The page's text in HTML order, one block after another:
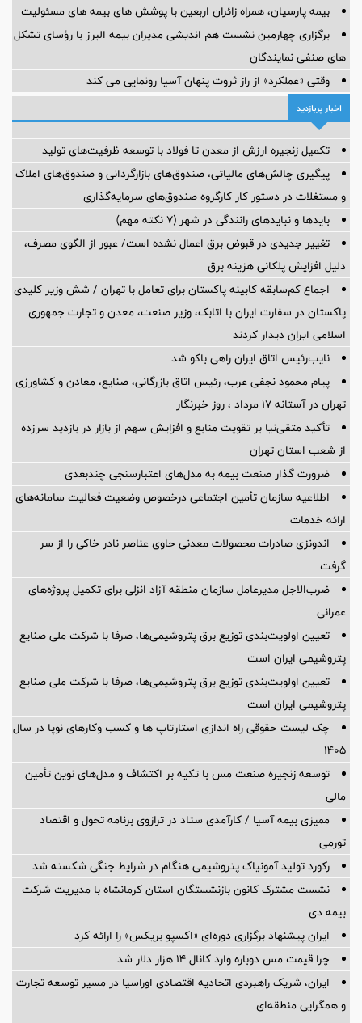
بیمه پارسیان، همراه زائران اربعین با پوشش های بیمه های مسئولیت
برگزاری چهارمین نشست هم اندیشی مدیران بیمه البرز با رؤسای تشکل
های صنفی نمایندگان
وقتی «عملکرد» از راز ثروت پنهان آسیا رونمایی می کند
اخبار پربازدید
تکمیل زنجیره ارزش از معدن تا فولاد با توسعه ظرفیت‌های تولید
پیگیری چالش‌های مالیاتی، صندوق‌های بازارگردانی و صندوق‌های املاک
و مستغلات در دستور کار کارگروه صندوق‌های سرمایه‌گذاری
بایدها و نبایدهای رانندگی در شهر (۷ نکته مهم)
تغییر جدیدی در قبوض برق اعمال نشده است/ عبور از الگوی مصرف،
دلیل افزایش پلکانی هزینه برق
اجماع کم‌سابقه کابینه پاکستان برای تعامل با تهران / شش وزیر کلیدی
پاکستان در سفارت ایران با اتابک، وزیر صنعت، معدن و تجارت جمهوری
اسلامی ایران دیدار کردند
نایب‌رئیس اتاق ایران راهی باکو شد
پیام محمود نجفی عرب، رئیس اتاق بازرگانی، صنایع، معادن و کشاورزی
تهران در آستانه 17 مرداد ، روز خبرنگار
تأکید متقی‌نیا بر تقویت منابع و افزایش سهم از بازار در بازدید سرزده
از شعب استان تهران
ضرورت گذار صنعت بیمه به مدل‌های اعتبارسنجی چندبعدی
اطلاعیه سازمان تأمین اجتماعی درخصوص وضعیت فعالیت سامانه‌های
ارائه خدمات
اندونزی صادرات محصولات معدنی حاوی عناصر نادر خاکی را از سر
گرفت
ضرب‌الاجل مدیرعامل سازمان منطقه آزاد انزلی برای تكمیل پروژه‌های
عمرانی
تعیین اولویت‌بندی توزیع برق پتروشیمی‌ها، صرفا با شرکت ملی صنایع
پتروشیمی ایران است
تعیین اولویت‌بندی توزیع برق پتروشیمی‌ها، صرفا با شرکت ملی صنایع
پتروشیمی ایران است
چک لیست حقوقی راه اندازی استارتاپ ها و کسب وکارهای نوپا در سال
۱۴۰۵
توسعه زنجیره صنعت مس با تکیه بر اکتشاف و مدل‌های نوین تأمین
مالی
ممیزی بیمه آسیا / کارآمدی ستاد در ترازوی برنامه تحول و اقتصاد
تورمی
رکورد تولید آمونیاک پتروشیمی هنگام در شرایط جنگی شکسته شد
نشست مشترک کانون بازنشستگان استان کرمانشاه با مدیریت شرکت
بیمه دی
ایران پیشنهاد برگزاری دوره‌ای «اکسپو بریکس» را ارائه کرد
چرا قیمت مس دوباره وارد کانال ۱۴ هزار دلار شد
ایران، شریک راهبردی اتحادیه اقتصادی اوراسیا در مسیر توسعه تجارت
و همگرایی منطقه‌ای